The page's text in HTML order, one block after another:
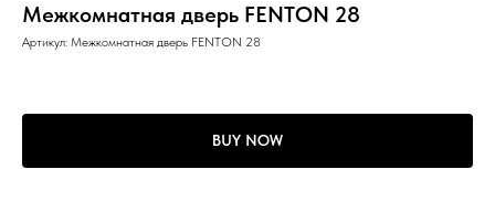
Межкомнатная дверь FENTON 28
Артикул: Межкомнатная дверь FENTON 28
BUY NOW